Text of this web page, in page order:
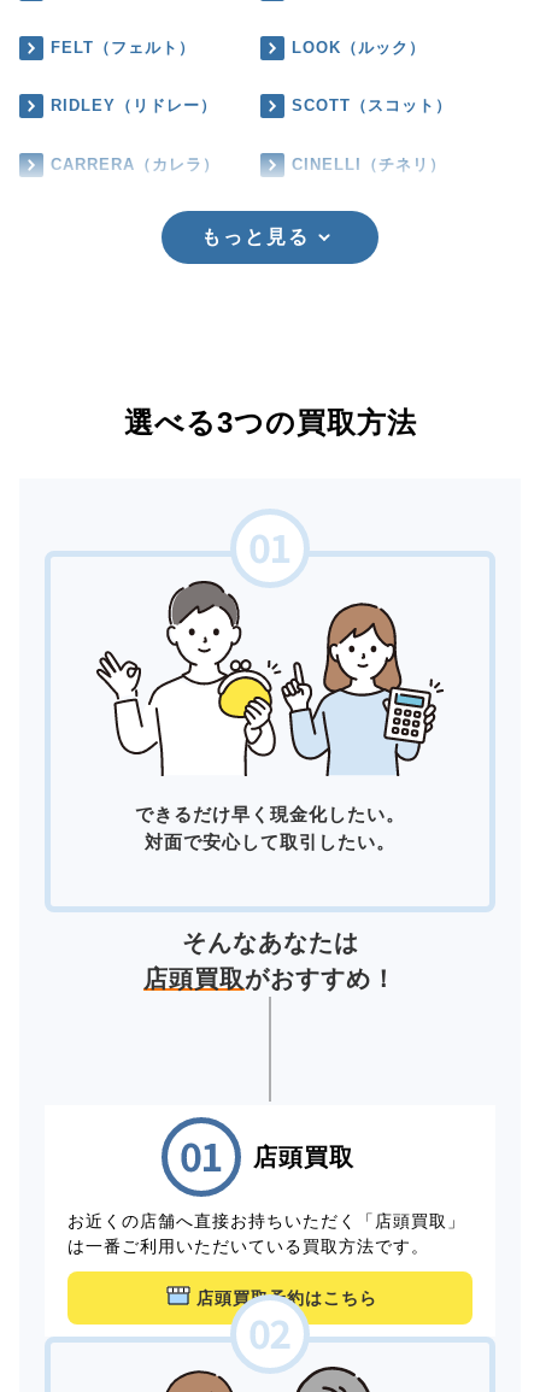
FELT（フェルト） LOOK（ルック）
RIDLEY（リドレー） SCOTT（スコット）
CARRERA（カレラ） CINELLI（チネリ）
もっと見る
選べる3つの買取方法
できるだけ早く現金化したい。
対面で安心して取引したい。
そんなあなたは
店頭買取がおすすめ！
店頭買取
お近くの店舗へ直接お持ちいただく「店頭買取」
は一番ご利用いただいている買取方法です。
店頭買取予約はこちら